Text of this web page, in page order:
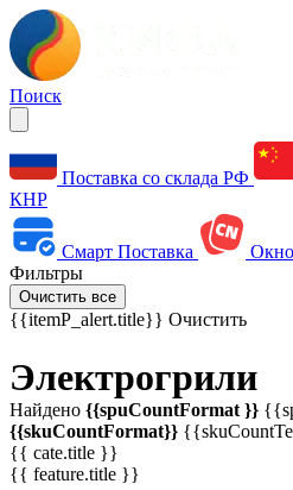
Поиск
Поставка со склада РФ
КНР
Смарт Поставка
Фильтры
Очистить все
{{itemP_alert.title}} Очистить
Электрогрили
Найдено {{spuCountFormat }}
{{skuCountFormat}}
{{ cate.title }}
{{ feature.title }}